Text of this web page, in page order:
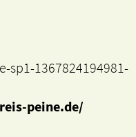
sp1-1367824194981-
peine.de/